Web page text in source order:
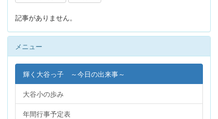
記事がありません。
メニュー
輝く大谷っ子 ～今日の出来事～
大谷小の歩み
年間行事予定表